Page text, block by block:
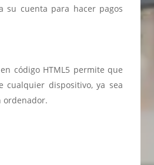
su cuenta para hacer pagos
código HTML5 permite que
cualquier dispositivo, ya sea
ordenador.